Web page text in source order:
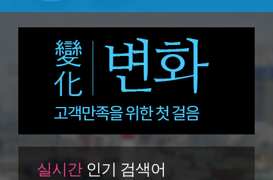
실시간인기 검색어